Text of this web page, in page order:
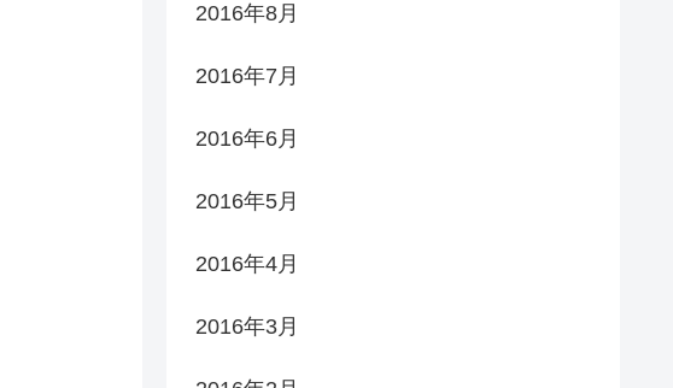
2016年8月
2016年7月
2016年6月
2016年5月
2016年4月
2016年3月